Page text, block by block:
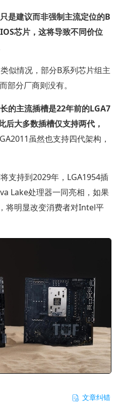
是建议而非强制主流定位的B
芯片，这将导致不同价位
似情况，部分B系列芯片组主
部分厂商则没有。
的主流插槽是22年前的LGA7
后大多数插槽仅支持两代，
虽然也支持四代架构，
支持到2029年，LGA1954插
Lake处理器一同亮相，如果
将明显改变消费者对Intel平
文章纠错